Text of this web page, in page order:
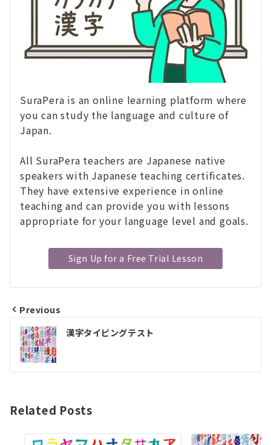
SuraPera is an online learning platform where
you can study the language and culture of
Japan.
All SuraPera teachers are Japanese native
speakers with Japanese teaching certificates.
They have extensive experience in online
teaching and can provide you with lessons
appropriate for your language level and goals.
Sign Up for a Free Trial Lesson
投
稿
ナ
ゲ
Previous
漢字タイピングテスト
Related Posts